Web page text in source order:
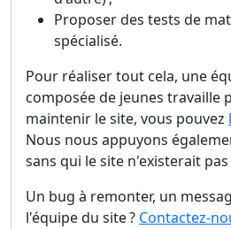
Proposer des tests de
spécialisé.
Pour réaliser tout cela, une
composée de jeunes travaille
maintenir le site, vous pouvez
Nous nous appuyons
sans qui le site n'existerait
Un bug à remonter, un
l'équipe du site ? Contactez-